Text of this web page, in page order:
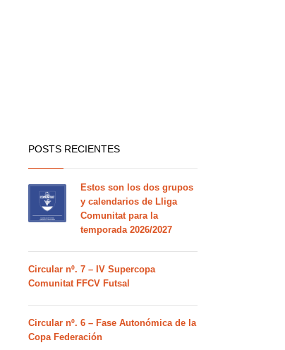
POSTS RECIENTES
Estos son los dos grupos
y calendarios de Lliga
Comunitat para la
temporada 2026/2027
Circular nº. 7 – IV Supercopa
Comunitat FFCV Futsal
Circular nº. 6 – Fase Autonómica de la
Copa Federación